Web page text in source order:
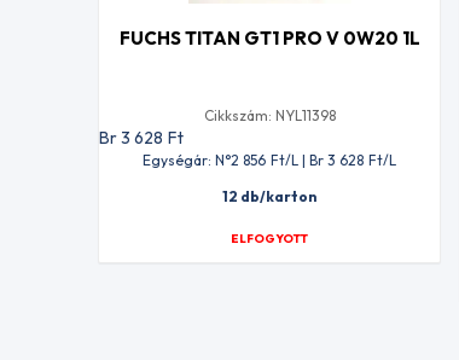
FUCHS TITAN GT1 PRO V 0W20 1L
Cikkszám: NYL11398
Br 3 628 Ft
Egységár: N°2 856 Ft/L | Br 3 628 Ft/L
12 db/karton
ELFOGYOTT